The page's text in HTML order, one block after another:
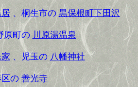
、桐生市の 黒保根町下田沢
原町の 川原湯温泉
家 、児玉の 八幡神社
の善光寺